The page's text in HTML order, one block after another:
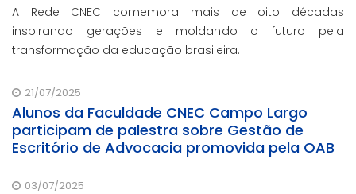
A Rede CNEC comemora mais de oito décadas
inspirando gerações e moldando o futuro pela
transformação da educação brasileira.
21/07/2025
Alunos da Faculdade CNEC Campo Largo
participam de palestra sobre Gestão de
Escritório de Advocacia promovida pela OAB
03/07/2025